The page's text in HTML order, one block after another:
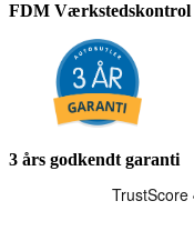
FDM Værkstedskontrol
3 års godkendt garanti